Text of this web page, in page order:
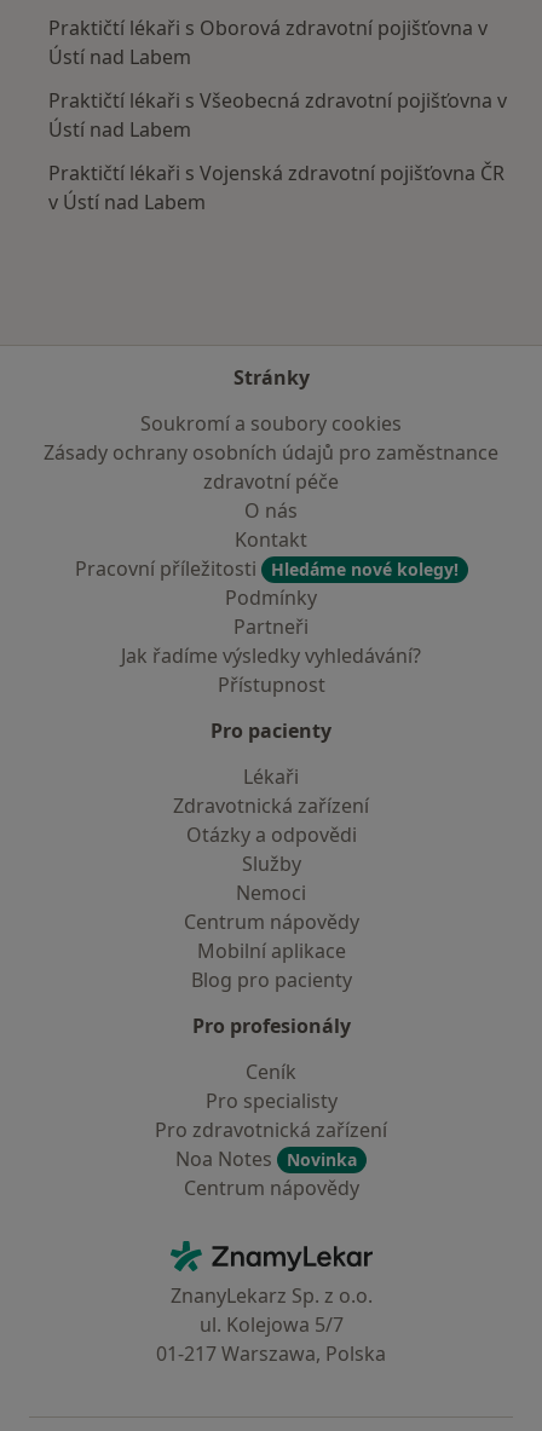
Praktičtí lékaři s Oborová zdravotní pojišťovna v
Ústí nad Labem
Praktičtí lékaři s Všeobecná zdravotní pojišťovna v
Ústí nad Labem
Praktičtí lékaři s Vojenská zdravotní pojišťovna ČR
v Ústí nad Labem
Stránky
Soukromí a soubory cookies
Zásady ochrany osobních údajů pro zaměstnance
zdravotní péče
O nás
Kontakt
Pracovní příležitosti
Hledáme nové kolegy!
Podmínky
Partneři
Jak řadíme výsledky vyhledávání?
Přístupnost
Pro pacienty
Lékaři
Zdravotnická zařízení
Otázky a odpovědi
Služby
Nemoci
Centrum nápovědy
Mobilní aplikace
Blog pro pacienty
Pro profesionály
Ceník
Pro specialisty
Pro zdravotnická zařízení
Noa Notes
Novinka
Centrum nápovědy
ZnamyLekar - Hlavní stránka
ZnanyLekarz Sp. z o.o.
ul. Kolejowa 5/7
01-217 Warszawa, Polska